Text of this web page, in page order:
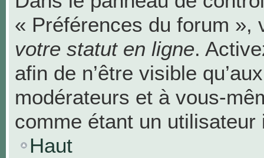
« Préférences du forum »,
votre statut en ligne.
afin de n’être visible
modérateurs et à vous-
comme étant un utilisateur
Haut